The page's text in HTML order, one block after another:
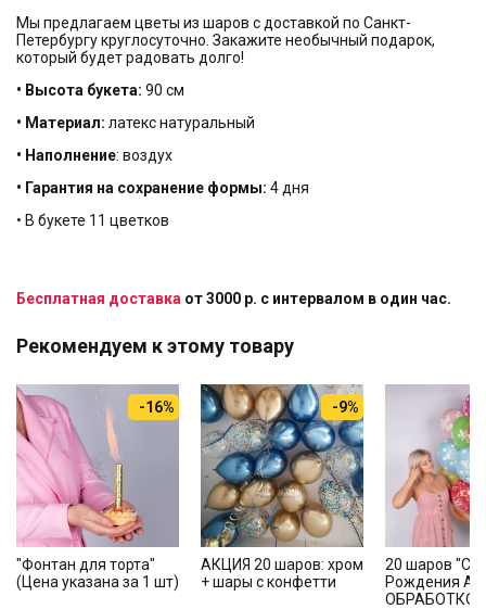
Мы предлагаем цветы из шаров с доставкой по Санкт-
Петербургу круглосуточно. Закажите необычный подарок,
который будет радовать долго!
• Высота букета: 90 см
• Материал: латекс натуральный
• Наполнение: воздух
• Гарантия на сохранение формы: 4 дня
• В букете 11 цветков
Бесплатная доставка от 3000 р. с интервалом в один час.
Рекомендуем к этому товару
-16%
"Фонтан для торта"
(Цена указана за 1 шт)
-9%
АКЦИЯ 20 шаров: хром
+ шары с конфетти
20 шаров "С
Рождения
ОБРАБОТКОЙ